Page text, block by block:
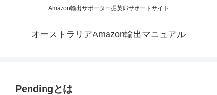
Amazon輸出サポーター掘英郎サポートサイト
オーストラリアAmazon輸出マニュアル
Pendingとは